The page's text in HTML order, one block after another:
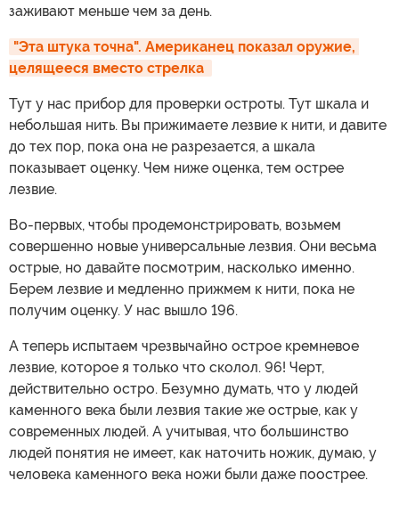
заживают меньше чем за день.
"Эта штука точна". Американец показал оружие,
целящееся вместо стрелка
Тут у нас прибор для проверки остроты. Тут шкала и
небольшая нить. Вы прижимаете лезвие к нити, и давите
до тех пор, пока она не разрезается, а шкала
показывает оценку. Чем ниже оценка, тем острее
лезвие.
Во-первых, чтобы продемонстрировать, возьмем
совершенно новые универсальные лезвия. Они весьма
острые, но давайте посмотрим, насколько именно.
Берем лезвие и медленно прижмем к нити, пока не
получим оценку. У нас вышло 196.
А теперь испытаем чрезвычайно острое кремневое
лезвие, которое я только что сколол. 96! Черт,
действительно остро. Безумно думать, что у людей
каменного века были лезвия такие же острые, как у
современных людей. А учитывая, что большинство
людей понятия не имеет, как наточить ножик, думаю, у
человека каменного века ножи были даже поострее.